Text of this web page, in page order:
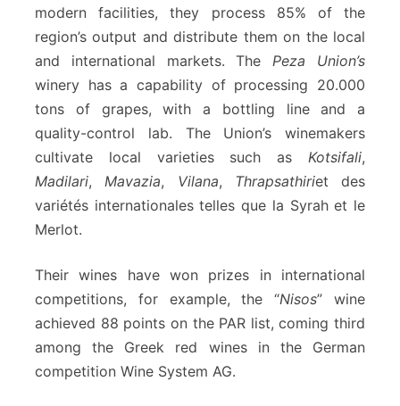
modern facilities, they process 85% of the
region’s output and distribute them on the local
and international markets. ThePeza Union’s
winery has a capability of processing 20.000
tons of grapes, with a bottling line and a
quality-control lab. The Union’s winemakers
cultivate local varieties such as Kotsifali,
Madilari,Mavazia, Vilana, Thrapsathiriet des
variétés internationales telles que la Syrah et le
Merlot.
Their wines have won prizes in international
competitions, for example, the “Nisos” wine
achieved 88 points on the PAR list, coming third
among the Greek red wines in the German
competition Wine System AG.